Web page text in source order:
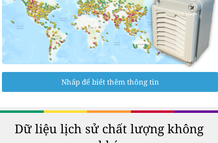
Nhấp để biết thêm thông tin
Dữ liệu lịch sử chất lượng không